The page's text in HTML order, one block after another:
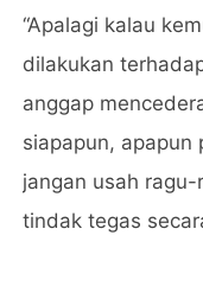
“Apalagi kalau
dilakukan
anggap
siapapun, apapun
jangan usah
tindak tegas